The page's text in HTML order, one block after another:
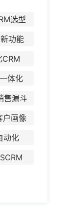
选型
功能
CRM
体化
售漏斗
户画像
动化